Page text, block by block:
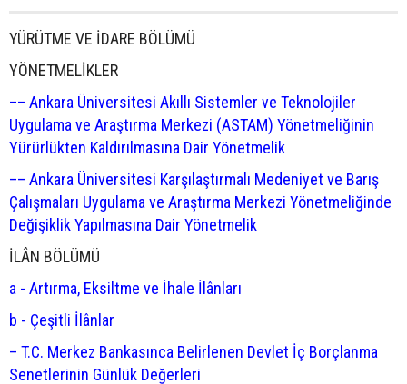
YÜRÜTME VE İDARE BÖLÜMÜ
YÖNETMELİKLER
–– Ankara Üniversitesi Akıllı Sistemler ve Teknolojiler
Uygulama ve Araştırma Merkezi (ASTAM) Yönetmeliğinin
Yürürlükten Kaldırılmasına Dair Yönetmelik
–– Ankara Üniversitesi Karşılaştırmalı Medeniyet ve Barış
Çalışmaları Uygulama ve Araştırma Merkezi Yönetmeliğinde
Değişiklik Yapılmasına Dair Yönetmelik
İLÂN BÖLÜMÜ
a - Artırma, Eksiltme ve İhale İlânları
b - Çeşitli İlânlar
– T.C. Merkez Bankasınca Belirlenen Devlet İç Borçlanma
Senetlerinin Günlük Değerleri